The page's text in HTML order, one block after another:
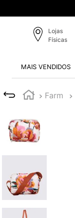
Lojas
Físicas
MAIS VENDIDOS
Farm